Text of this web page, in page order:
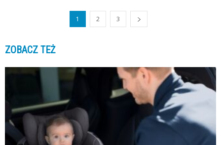
1 2 3
ZOBACZ TEŻ